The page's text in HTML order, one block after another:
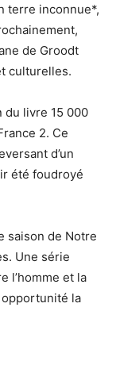
terre inconnue*,
de Groodt
culturelles.
du livre 15 000
2. Ce
d’un
été foudroyé
saison de Notre
Une série
l’homme et la
opportunité la